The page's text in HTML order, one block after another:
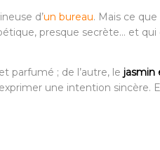
d’un bureau. Mais ce
presque secrète… et qui
parfumé ; de l’autre, le jasmin
une intention sincère.